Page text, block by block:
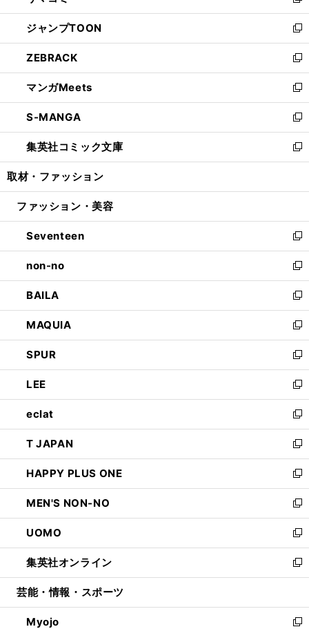
開
く
ウ
で
開
く
ン
ド
ウ
で
開
く
ウ
ィ
ン
ド
ウ
で
開
く
し
い
ウ
ィ
ン
ド
ウ
で
開
く
ジャンプTOON
新
し
い
ウ
ィ
ン
ド
ウ
で
開
ZEBRACK
新
し
い
ウ
ィ
ン
ド
ウ
開
マンガMeets
新
し
い
ウ
ィ
ン
ウ
開
く
S-MANGA
新
し
い
ウ
ン
ウ
で
開
く
集英社コミック文庫
新
し
ウ
ン
ド
ウ
で
開
く
取材・ファッション
ファッション・美容
Seventeen
新
し
い
ウ
ィ
ン
ド
ウ
で
開
く
non-no
新
し
い
ウ
ィ
ン
ド
ウ
で
開
く
BAILA
新
し
い
ウ
ィ
ン
ド
ウ
で
開
く
MAQUIA
新
し
い
ウ
ィ
ン
ド
ウ
で
開
く
SPUR
新
し
い
ウ
ィ
ン
ド
ウ
で
開
く
LEE
新
し
い
ウ
ィ
ン
ド
ウ
で
開
く
eclat
新
し
い
ウ
ィ
ン
ド
ウ
で
開
く
T JAPAN
新
し
い
ウ
ィ
ン
ド
ウ
で
開
HAPPY PLUS ONE
新
し
い
ウ
ィ
ン
ド
ウ
開
く
MEN'S NON-NO
新
し
い
ウ
ィ
ン
ウ
で
UOMO
新
し
い
ウ
ン
ド
集英社オンライン
新
し
ウ
ィ
芸能・情報・スポーツ
Myojo
新